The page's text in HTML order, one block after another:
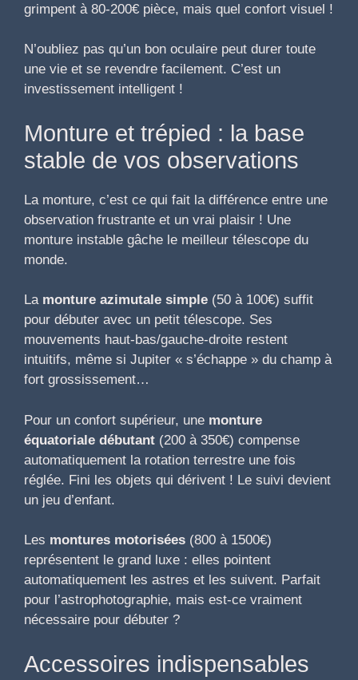
grimpent à 80-200€ pièce, mais quel confort visuel !
N’oubliez pas qu’un bon oculaire peut durer toute
une vie et se revendre facilement. C’est un
investissement intelligent !
Monture et trépied : la base
stable de vos observations
La monture, c’est ce qui fait la différence entre une
observation frustrante et un vrai plaisir ! Une
monture instable gâche le meilleur télescope du
monde.
La monture azimutale simple (50 à 100€) suffit
pour débuter avec un petit télescope. Ses
mouvements haut-bas/gauche-droite restent
intuitifs, même si Jupiter « s’échappe » du champ à
fort grossissement…
Pour un confort supérieur, une monture
équatoriale débutant (200 à 350€) compense
automatiquement la rotation terrestre une fois
réglée. Fini les objets qui dérivent ! Le suivi devient
un jeu d’enfant.
Les montures motorisées (800 à 1500€)
représentent le grand luxe : elles pointent
automatiquement les astres et les suivent. Parfait
pour l’astrophotographie, mais est-ce vraiment
nécessaire pour débuter ?
Accessoires indispensables